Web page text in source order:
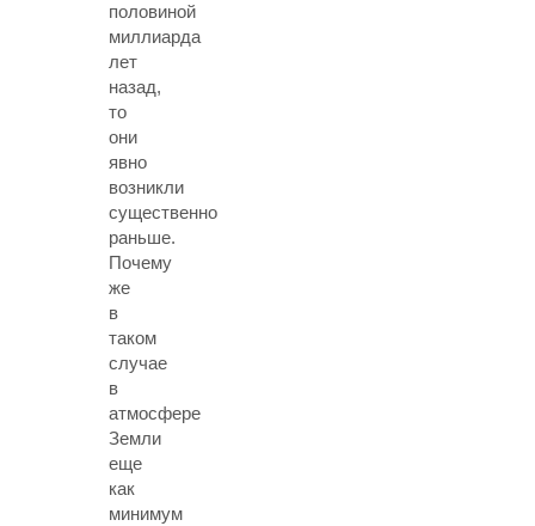
половиной
миллиарда
лет
назад,
то
они
явно
возникли
существенно
раньше.
Почему
же
в
таком
случае
в
атмосфере
Земли
еще
как
минимум